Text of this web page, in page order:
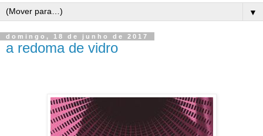
▼
domingo, 18 de junho de 2017
a redoma de vidro